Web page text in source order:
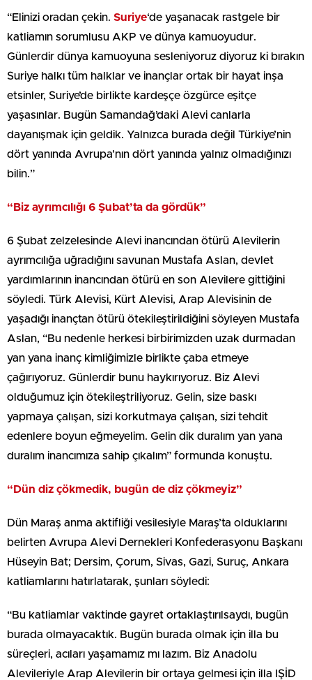
“Elinizi oradan çekin. Suriye‘de yaşanacak rastgele bir
katliamın sorumlusu AKP ve dünya kamuoyudur.
Günlerdir dünya kamuoyuna sesleniyoruz diyoruz ki bırakın
Suriye halkı tüm halklar ve inançlar ortak bir hayat inşa
etsinler, Suriye’de birlikte kardeşçe özgürce eşitçe
yaşasınlar. Bugün Samandağ’daki Alevi canlarla
dayanışmak için geldik. Yalnızca burada değil Türkiye’nin
dört yanında Avrupa’nın dört yanında yalnız olmadığınızı
bilin.”
“Biz ayrımcılığı 6 Şubat’ta da gördük”
6 Şubat zelzelesinde Alevi inancından ötürü Alevilerin
ayrımcılığa uğradığını savunan Mustafa Aslan, devlet
yardımlarının inancından ötürü en son Alevilere gittiğini
söyledi. Türk Alevisi, Kürt Alevisi, Arap Alevisinin de
yaşadığı inançtan ötürü ötekileştirildiğini söyleyen Mustafa
Aslan, “Bu nedenle herkesi birbirimizden uzak durmadan
yan yana inanç kimliğimizle birlikte çaba etmeye
çağırıyoruz. Günlerdir bunu haykırıyoruz. Biz Alevi
olduğumuz için ötekileştriliyoruz. Gelin, size baskı
yapmaya çalışan, sizi korkutmaya çalışan, sizi tehdit
edenlere boyun eğmeyelim. Gelin dik duralım yan yana
duralım inancımıza sahip çıkalım” formunda konuştu.
“Dün diz çökmedik, bugün de diz çökmeyiz”
Dün Maraş anma aktifliği vesilesiyle Maraş’ta olduklarını
belirten Avrupa Alevi Dernekleri Konfederasyonu Başkanı
Hüseyin Bat; Dersim, Çorum, Sivas, Gazi, Suruç, Ankara
katliamlarını hatırlatarak, şunları söyledi:
“Bu katliamlar vaktinde gayret ortaklaştırılsaydı, bugün
burada olmayacaktık. Bugün burada olmak için illa bu
süreçleri, acıları yaşamamız mı lazım. Biz Anadolu
Alevileriyle Arap Alevilerin bir ortaya gelmesi için illa IŞİD